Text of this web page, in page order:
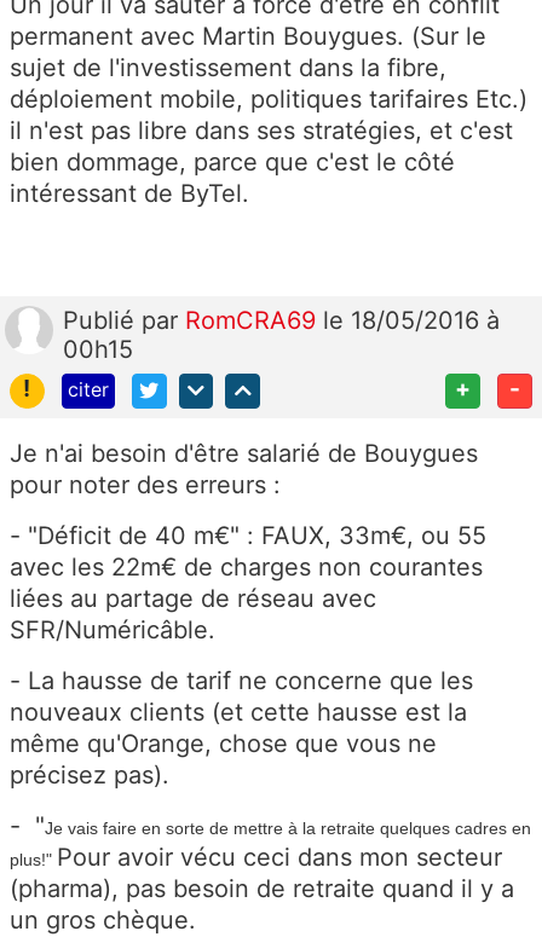
permanent avec Martin Bouygues. (Sur le
sujet de l'investissement dans la fibre,
déploiement mobile, politiques tarifaires Etc.)
il n'est pas libre dans ses stratégies, et c'est
bien dommage, parce que c'est le côté
intéressant de ByTel.
Publié par RomCRA69 le 18/05/2016 à
00h15
!
citer + -
Je n'ai besoin d'être salarié de Bouygues
pour noter des erreurs :
- "Déficit de 40 m€" : FAUX, 33m€, ou 55
avec les 22m€ de charges non courantes
liées au partage de réseau avec
SFR/Numéricâble.
- La hausse de tarif ne concerne que les
nouveaux clients (et cette hausse est la
même qu'Orange, chose que vous ne
précisez pas).
- "Je vais faire en sorte de mettre à la retraite quelques cadres en
plus!" Pour avoir vécu ceci dans mon secteur
(pharma), pas besoin de retraite quand il y a
un gros chèque.